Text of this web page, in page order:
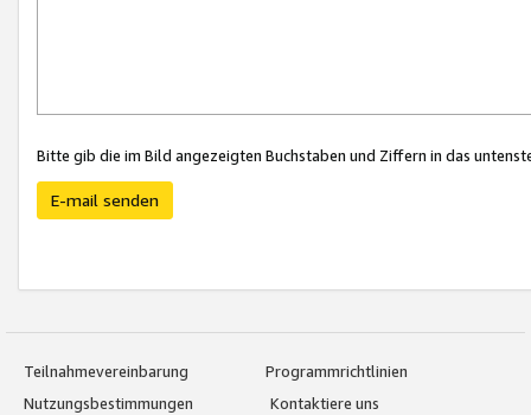
Bitte gib die im Bild angezeigten Buchstaben und Ziffern in das
E-mail senden
Teilnahmevereinbarung
Programmrichtlinien
Nutzungsbestimmungen
Kontaktiere uns